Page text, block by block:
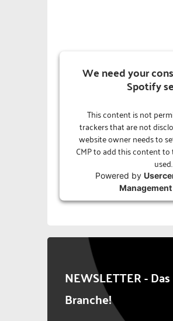
We need your
Spotify
This content is not
trackers that are not
website owner needs to
CMP to add this content
used.
Powered by
NEWSLETTER -
Branche!